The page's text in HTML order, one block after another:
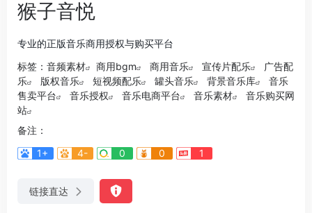
猴子音悦
专业的正版音乐商用授权与购买平台
标签： 音频素材 商用bgm 商用音乐 宣传片配乐
广告配
乐
版权音乐 短视频配乐 罐头音乐 背景音乐库
音乐
售卖平台
音乐授权 音乐电商平台 音乐素材
音乐购买网
站
备注：
1+
4- 0 0 1
链接直达